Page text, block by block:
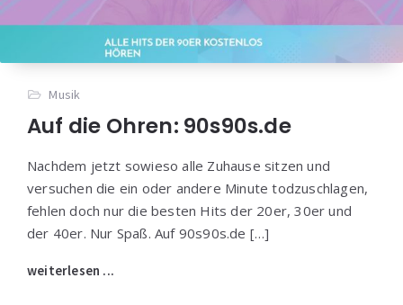
Musik
Auf die Ohren: 90s90s.de
Nachdem jetzt sowieso alle Zuhause sitzen und
versuchen die ein oder andere Minute todzuschlagen,
fehlen doch nur die besten Hits der 20er, 30er und
der 40er. Nur Spaß. Auf 90s90s.de […]
weiterlesen ...